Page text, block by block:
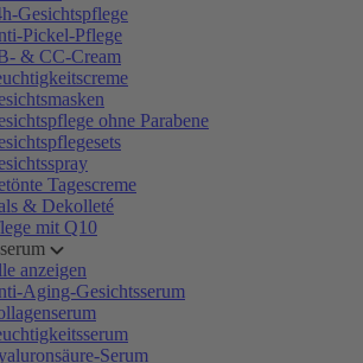
Gesichtspflege
Pickel-Pflege
& CC-Cream
ohne Parabene
Tagescreme
& Dekolleté
mit Q10
anzeigen
Aging-Gesichtsserum
Serum